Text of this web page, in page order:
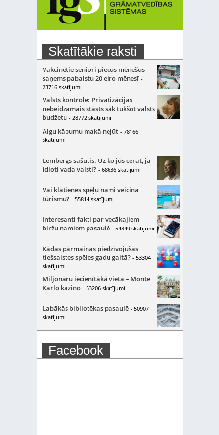
Skatītākie raksti
Vakcinētie seniori piecus mēnešus
saņems pabalstu 20 eiro mēnesī -
23716 skatījumi
Valsts kontrole: Privatizācijas
nebeidzamais stāsts sāk tukšot valsts
budžetu - 28772 skatījumi
Algu kāpumu makā nejūt - 78166
skatījumi
Lembergs sašutis: Uz ko jūs cerat, ja
idioti vada valsti? - 68636 skatījumi
Vai klātienes spēļu nami veicina
tūrismu? - 55814 skatījumi
Interesanti fakti par vecākajiem
biržu namiem pasaulē - 54349 skatījumi
Kādas pārmaiņas piedzīvojušas
tiešsaistes spēles gadu gaitā? - 53304
skatījumi
Miljonāru iecienītākā vieta – Monte
Karlo kazino - 53206 skatījumi
Labākās bibliotēkas pasaulē - 50907
skatījumi
Facebook